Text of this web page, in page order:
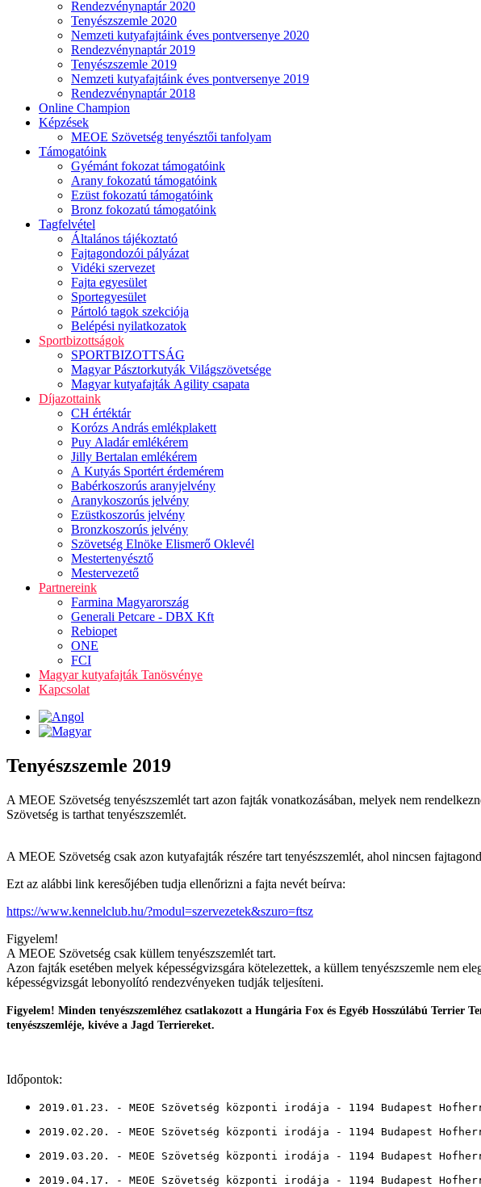
Rendezvénynaptár 2020
Tenyészszemle 2020
Nemzeti kutyafajtáink éves pontversenye 2020
Rendezvénynaptár 2019
Tenyészszemle 2019
Nemzeti kutyafajtáink éves pontversenye 2019
Rendezvénynaptár 2018
Online Champion
Képzések
MEOE Szövetség tenyésztői tanfolyam
Támogatóink
Gyémánt fokozat támogatóink
Arany fokozatú támogatóink
Ezüst fokozatú támogatóink
Bronz fokozatú támogatóink
Tagfelvétel
Általános tájékoztató
Fajtagondozói pályázat
Vidéki szervezet
Fajta egyesület
Sportegyesület
Pártoló tagok szekciója
Belépési nyilatkozatok
Sportbizottságok
SPORTBIZOTTSÁG
Magyar Pásztorkutyák Világszövetsége
Magyar kutyafajták Agility csapata
Díjazottaink
CH értéktár
Korózs András emlékplakett
Puy Aladár emlékérem
Jilly Bertalan emlékérem
A Kutyás Sportért érdemérem
Babérkoszorús aranyjelvény
Aranykoszorús jelvény
Ezüstkoszorús jelvény
Bronzkoszorús jelvény
Szövetség Elnöke Elismerő Oklevél
Mestertenyésztő
Mestervezető
Partnereink
Farmina Magyarország
Generali Petcare - DBX Kft
Rebiopet
ONE
FCI
Magyar kutyafajták Tanösvénye
Kapcsolat
Tenyészszemle 2019
A MEOE Szövetség tenyészszemlét tart azon fajták vonatkozásában, melyek nem
Szövetség is tarthat tenyészszemlét.
A MEOE Szövetség csak azon kutyafajták részére tart tenyészszemlét, ahol nincsen
Ezt az alábbi link keresőjében tudja ellenőrizni a fajta nevét beírva:
https://www.kennelclub.hu/?modul=szervezetek&szuro=ftsz
Figyelem!
A MEOE Szövetség csak küllem tenyészszemlét tart.
Azon fajták esetében melyek képességvizsgára kötelezettek, a küllem tenyészszemle nem
képességvizsgát lebonyolító rendezvényeken tudják teljesíteni.
Figyelem! Minden tenyészszemléhez csatlakozott a Hungária Fox és Egyéb Hosszúlábú
tenyészszemléje, kivéve a Jagd Terriereket.
Időpontok:
2019.01.23. - MEOE Szövetség központi irodája - 1194 Budapest
2019.02.20. - MEOE Szövetség központi irodája - 1194 Budapest
2019.03.20. - MEOE Szövetség központi irodája - 1194 Budapest
2019.04.17. - MEOE Szövetség központi irodája - 1194 Budapest